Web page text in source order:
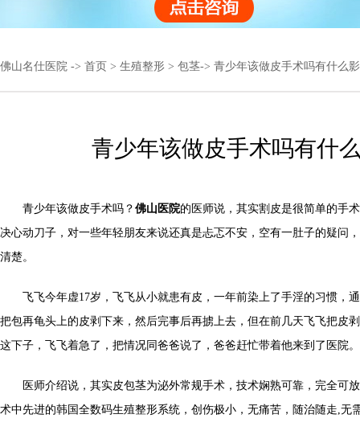
佛山名仕医院 -> 首页 > 生殖整形 > 包茎-> 青少年该做皮手术吗有什么
青少年该做皮手术吗有什
青少年该做皮手术吗？ 佛山医院的医师说，其实割皮是很简单的手
决心动刀子，对一些年轻朋友来说还真是忐忑不安，空有一肚子的疑问
清楚。
飞飞今年虚17岁，飞飞从小就患有皮，一年前染上了手淫的习惯，
把包再龟头上的皮剥下来，然后完事后再掳上去，但在前几天飞飞把皮
这下子，飞飞着急了，把情况同爸爸说了，爸爸赶忙带着他来到了医院。
医师介绍说，其实皮包茎为泌外常规手术，技术娴熟可靠，完全可
术中先进的韩国全数码生殖整形系统，创伤极小，无痛苦，随治随走,无